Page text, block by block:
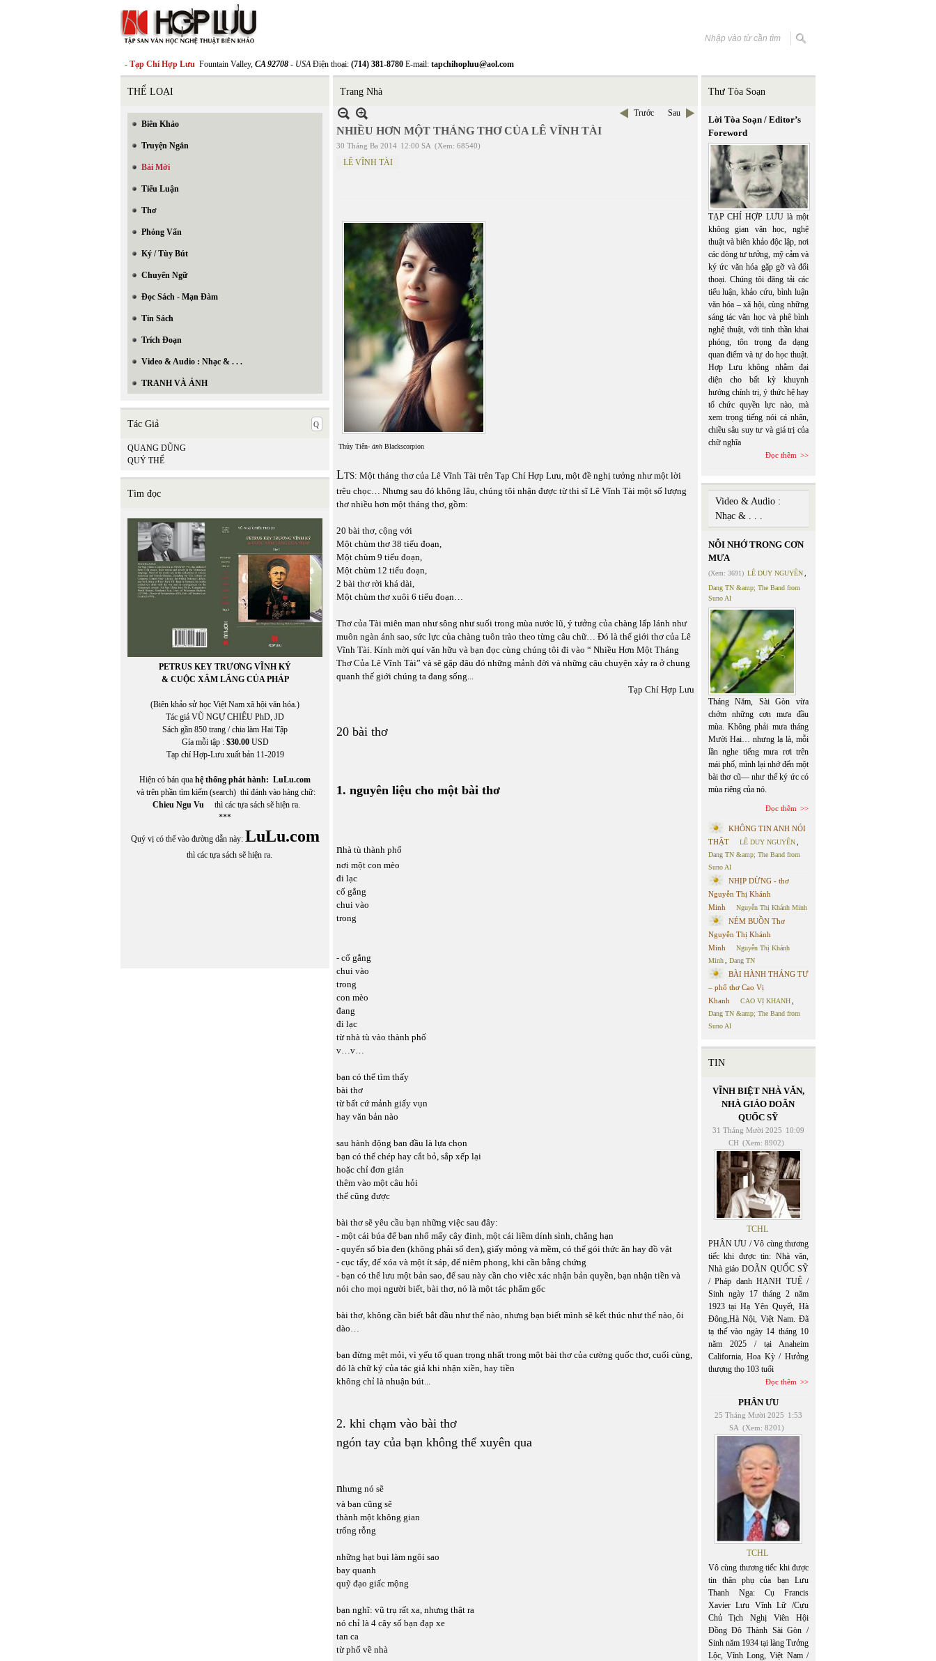
- Tạp Chí Hợp Lưu Fountain Valley, CA 92708 - USAĐiện thoại: (714) 381-8780 E-mail: tapchihopluu@aol.com
THỂ LOẠI
Biên Khảo
Truyện Ngắn
Bài Mới
Tiểu Luận
Thơ
Phỏng Vấn
Ký / Tùy Bút
Chuyển Ngữ
Đọc Sách - Mạn Đàm
Tin Sách
Trích Đoạn
Video & Audio : Nhạc & . . .
TRANH VÀ ẢNH
Tác Giả
QUANG DŨNG
QUÝ THỂ
Tìm đọc
PETRUS KEY TRƯƠNG VĨNH KÝ
& CUỘC XÂM LĂNG CỦA PHÁP
(Biên khảo sử học Việt Nam xã hội văn hóa.)
Tác giả VŨ NGỰ CHIÊU PhD, JD
Sách gần 850 trang / chia làm Hai Tập
Gía mỗi tập : $30.00USD
Tạp chí Hợp-Lưu xuất bản 11-2019
Hiện có bán qua hệ thống phát hành: LuLu.com
và trên phần tìm kiếm (search) thì đánh vào hàng chữ:
Chieu Ngu Vu thì các tựa sách sẽ hiện ra.
***
Quý vị có thể vào đường dẫn này: LuLu.com
thì các tựa sách sẽ hiện ra.
Trang Nhà
Trước Sau
NHIỀU HƠN MỘT THÁNG THƠ CỦA LÊ VĨNH TÀI
30 Tháng Ba 2014 12:00 SA (Xem: 68540)
LÊ VĨNH TÀI
Thủy Tiên- ảnh Blackscorpion
LTS: Một tháng thơ của Lê Vĩnh Tài trên Tạp Chí Hợp Lưu, một đề nghị tưởng như một lời
trêu chọc… Nhưng sau đó không lâu, chúng tôi nhận được từ thi sĩ Lê Vĩnh Tài một số lượng
thơ nhiều hơn một tháng thơ, gồm:
20 bài thơ, cộng với
Một chùm thơ 38 tiểu đoạn,
Một chùm 9 tiểu đoạn,
Một chùm 12 tiểu đoạn,
2 bài thơ rời khá dài,
Một chùm thơ xuôi 6 tiểu đoạn…
Thơ của Tài miên man như sông như suối trong mùa nước lũ, ý tưởng của chàng lấp lánh như
muôn ngàn ánh sao, sức lực của chàng tuôn trào theo từng câu chữ… Đó là thế giới thơ của Lê
Vĩnh Tài. Kính mời quí văn hữu và bạn đọc cùng chúng tôi đi vào “ Nhiều Hơn Một Tháng
Thơ Của Lê Vĩnh Tài” và sẽ gặp đâu đó những mảnh đời và những câu chuyện xảy ra ở chung
quanh thế giới chúng ta đang sống...
Tạp Chí Hợp Lưu
20 bài thơ
1. nguyên liệu cho một bài thơ
nhà tù thành phố
nơi một con mèo
đi lạc
cố gắng
chui vào
trong
- cố gắng
chui vào
trong
con mèo
đang
đi lạc
từ nhà tù vào thành phố
v…v…
bạn có thể tìm thấy
bài thơ
từ bất cứ mảnh giấy vụn
hay văn bản nào
sau hành động ban đầu là lựa chọn
bạn có thể chép hay cắt bỏ, sắp xếp lại
hoặc chỉ đơn giản
thêm vào một câu hỏi
thế cũng được
bài thơ sẽ yêu cầu bạn những việc sau đây:
- một cái búa để bạn nhổ mấy cây đinh, một cái liềm dính sình, chẳng hạn
- quyển sổ bìa đen (không phải sổ đen), giấy mỏng và mềm, có thể gói thức ăn hay đồ vật
- cục tẩy, để xóa và một ít sáp, để niêm phong, khi cần bằng chứng
- bạn có thể lưu một bản sao, để sau này cần cho viêc xác nhận bản quyền, bạn nhận tiền và
nói cho mọi người biết, bài thơ, nó là một tác phẩm gốc
bài thơ, không cần biết bắt đầu như thế nào, nhưng bạn biết mình sẽ kết thúc như thế nào, ôi
dào…
bạn đừng mệt mỏi, vì yếu tố quan trọng nhất trong một bài thơ của cường quốc thơ, cuối cùng,
đó là chữ ký của tác giả khi nhận xiền, hay tiền
không chỉ là nhuận bút...
2. khi chạm vào bài thơ
ngón tay của bạn không thể xuyên qua
nhưng nó sẽ
và bạn cũng sẽ
thành một không gian
trống rỗng
những hạt bụi làm ngôi sao
bay quanh
quỹ đạo giấc mộng
bạn nghĩ: vũ trụ rất xa, nhưng thật ra
nó chỉ là 4 cây số bạn đạp xe
tan ca
từ phố về nhà
Thư Tòa Soạn
Lời Tòa Soạn / Editor’s
Foreword
TẠP CHÍ HỢP LƯU là một
không gian văn học, nghệ
thuật và biên khảo độc lập, nơi
các dòng tư tưởng, mỹ cảm và
ký ức văn hóa gặp gỡ và đối
thoại. Chúng tôi đăng tải các
tiểu luận, khảo cứu, bình luận
văn hóa – xã hội, cùng những
sáng tác văn học và phê bình
nghệ thuật, với tinh thần khai
phóng, tôn trọng đa dạng
quan điểm và tự do học thuật.
Hợp Lưu không nhằm đại
diện cho bất kỳ khuynh
hướng chính trị, ý thức hệ hay
tổ chức quyền lực nào, mà
xem trọng tiếng nói cá nhân,
chiều sâu suy tư và giá trị của
chữ nghĩa
Đọc thêm
Video & Audio :
Nhạc & . . .
NỖI NHỚ TRONG CƠN
MƯA
(Xem: 3691) LÊ DUY NGUYÊN
Dang TN &amp; The Band from
Suno AI
Tháng Năm, Sài Gòn vừa
chớm những cơn mưa đầu
mùa. Không phải mưa tháng
Mười Hai… nhưng lạ là, mỗi
lần nghe tiếng mưa rơi trên
mái phố, mình lại nhớ đến một
bài thơ cũ— như thể ký ức có
mùa riêng của nó.
Đọc thêm
KHÔNG TIN ANH NÓI
THẬT
LÊ DUY NGUYÊN
Dang TN &amp; The Band from
Suno AI
NHỊP DỪNG - thơ
Nguyễn Thị Khánh
Minh
Nguyễn Thị Khánh Minh
NÉM BUỒN Thơ
Nguyễn Thị Khánh
Minh
Nguyễn Thị Khánh
Minh
Dang TN
BÀI HÀNH THÁNG TƯ
– phổ thơ Cao Vị
Khanh
CAO VỊ KHANH
Dang TN &amp; The Band from
Suno AI
TIN
VĨNH BIỆT NHÀ VĂN,
NHÀ GIÁO DOÃN
QUỐC SỸ
31 Tháng Mười 2025 10:09
CH (Xem: 8902)
TCHL
PHÂN ƯU / Vô cùng thương
tiếc khi được tin: Nhà văn,
Nhà giáo DOÃN QUỐC SỸ
/ Pháp danh HẠNH TUỆ /
Sinh ngày 17 tháng 2 năm
1923 tại Hạ Yên Quyết, Hà
Đông,Hà Nội, Việt Nam. Đã
tạ thế vào ngày 14 tháng 10
năm 2025 / tại Anaheim
California, Hoa Kỳ / Hưởng
thượng thọ 103 tuổi
Đọc thêm
PHÂN ƯU
25 Tháng Mười 2025 1:53
SA (Xem: 8201)
TCHL
Vô cùng thương tiếc khi được
tin thân phụ của bạn Lưu
Thanh Nga: Cụ Francis
Xavier Lưu Vĩnh Lữ /Cựu
Chủ Tịch Nghị Viên Hội
Đồng Đô Thành Sài Gòn /
Sinh năm 1934 tại làng Tưởng
Lộc, Vĩnh Long, Việt Nam /